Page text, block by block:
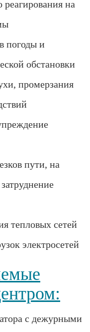
реагирования на
погоды и
обстановки
промерзания
пути, на
тепловых сетей
электросетей
с дежурными